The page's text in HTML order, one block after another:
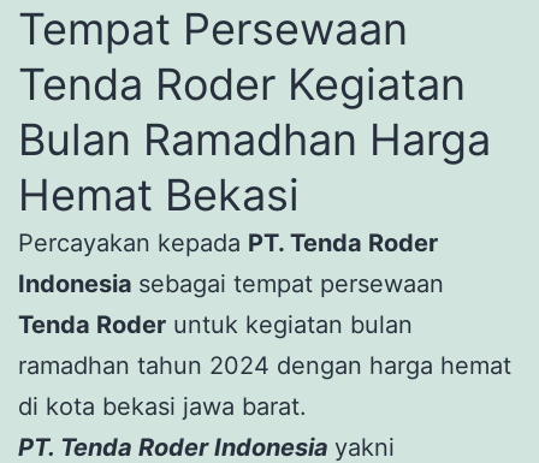
Tempat Persewaan
Tenda Roder Kegiatan
Bulan Ramadhan Harga
Hemat Bekasi
Percayakan kepada PT. Tenda Roder
Indonesia sebagai tempat persewaan
Tenda Roder untuk kegiatan bulan
ramadhan tahun 2024 dengan harga hemat
di kota bekasi jawa barat.
PT. Tenda Roder Indonesia yakni